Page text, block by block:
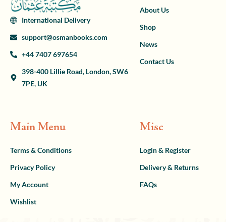
International Delivery
support@osmanbooks.com
+44 7407 697654
398-400 Lillie Road, London, SW6
7PE, UK
About Us
Shop
News
Contact Us
Main Menu
Terms & Conditions
Privacy Policy
My Account
Wishlist
Misc
Login & Register
Delivery & Returns
FAQs